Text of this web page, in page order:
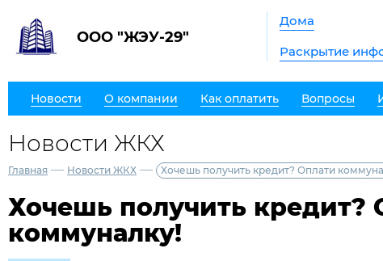
ООО "ЖЭУ-29"
Дома
Раскрытие
Новости О компании Как оплатить Вопросы
Новости ЖКХ
Главная — Новости ЖКХ — Хочешь получить кредит? Оплати
Хочешь получить кредит?
коммуналку!